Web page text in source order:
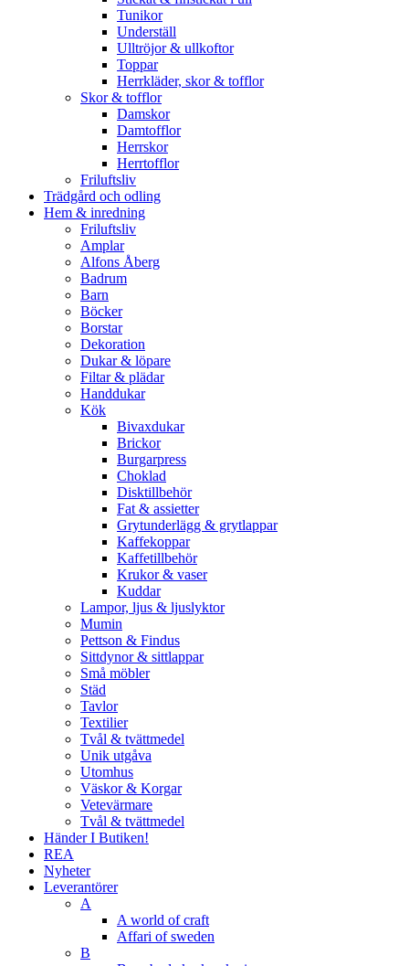
Tunikor
Underställ
Ulltröjor & ullkoftor
Toppar
Herrkläder, skor & tofflor
Skor & tofflor
Damskor
Damtofflor
Herrskor
Herrtofflor
Friluftsliv
Trädgård och odling
Hem & inredning
Friluftsliv
Amplar
Alfons Åberg
Badrum
Barn
Böcker
Borstar
Dekoration
Dukar & löpare
Filtar & plädar
Handdukar
Kök
Bivaxdukar
Brickor
Burgarpress
Choklad
Disktillbehör
Fat & assietter
Grytunderlägg & grytlappar
Kaffekoppar
Kaffetillbehör
Krukor & vaser
Kuddar
Lampor, ljus & ljuslyktor
Mumin
Pettson & Findus
Sittdynor & sittlappar
Små möbler
Städ
Tavlor
Textilier
Tvål & tvättmedel
Unik utgåva
Utomhus
Väskor & Korgar
Vetevärmare
Tvål & tvättmedel
Händer I Butiken!
REA
Nyheter
Leverantörer
A
A world of craft
Affari of sweden
B